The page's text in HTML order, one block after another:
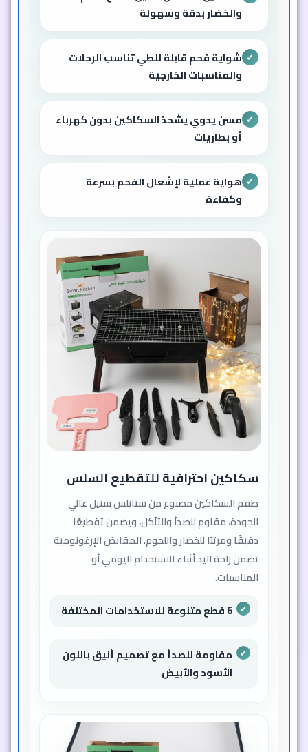
والخضار بدقة وسهولة
✓ شواية فحم قابلة للطي تناسب الرحلات
والمناسبات الخارجية
✓ مسن يدوي يشحذ السكاكين بدون كهرباء
أو بطاريات
✓ هواية عملية لإشعال الفحم بسرعة
وكفاءة
سكاكين احترافية للتقطيع السلس
طقم السكاكين مصنوع من ستانلس ستيل عالي
الجودة، مقاوم للصدأ والتآكل، ويضمن تقطيعًا
دقيقًا ومرتبًا للخضار واللحوم. المقابض الإرغونومية
تضمن راحة اليد أثناء الاستخدام اليومي أو
المناسبات.
6 قطع متنوعة للاستخدامات المختلفة
مقاومة للصدأ مع تصميم أنيق باللون
الأسود والأبيض